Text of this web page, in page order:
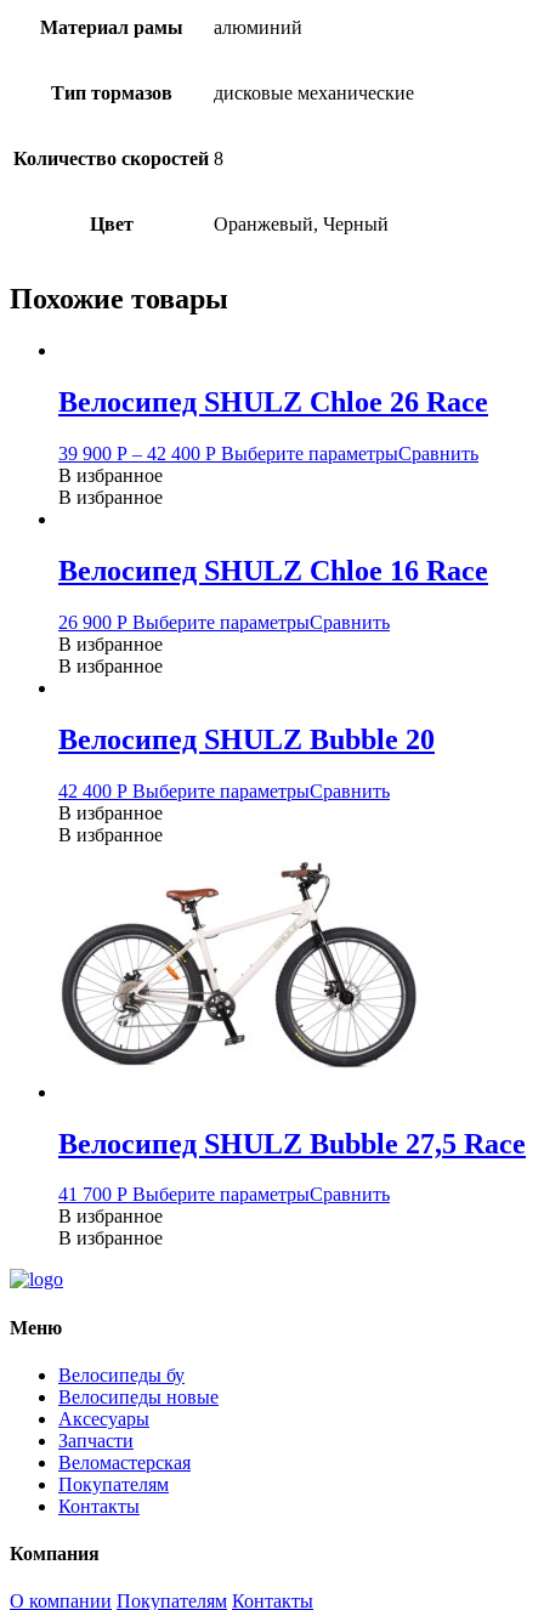
Материал рамы алюминий
Тип тормазов дисковые механические
Количество скоростей 8
Цвет Оранжевый, Черный
Похожие товары
Велосипед SHULZ Chloe 26 Race
39 900 Р – 42 400 Р Выберите параметрыСравнить
В избранное
В избранное
Велосипед SHULZ Chloe 16 Race
26 900 Р Выберите параметрыСравнить
В избранное
В избранное
Велосипед SHULZ Bubble 20
42 400 Р Выберите параметрыСравнить
В избранное
В избранное
Велосипед SHULZ Bubble 27,5 Race
41 700 Р Выберите параметрыСравнить
В избранное
В избранное
Меню
Велосипеды бу
Велосипеды новые
Аксесуары
Запчасти
Веломастерская
Покупателям
Контакты
Компания
О компании Покупателям Контакты